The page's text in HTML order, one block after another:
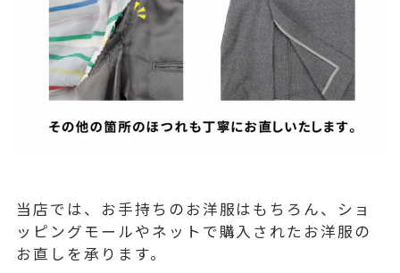
当店では、お手持ちのお洋服はもちろん、ショ
ッピングモールやネットで購入されたお洋服の
お直しを承ります。